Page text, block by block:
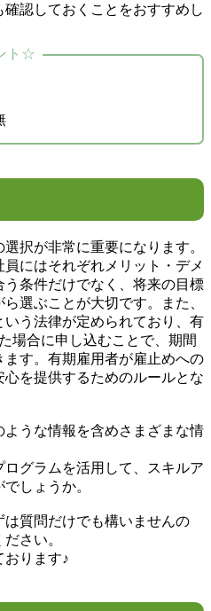
認しておくことをおすすめし
ト☆
択が非常に重要になります。
にはそれぞれメリット・デメ
条件だけでなく、将来の目標
選ぶことが大切です。また、
いう法律が定められており、有
場合に申し込むことで、期間
す。有期雇用者が雇止めへの
を提供するためのルールとな
うな情報を含めさまざまな情
グラムを活用して、スキルア
しょうか。
質問だけでも構いませんの
さい。
おります♪